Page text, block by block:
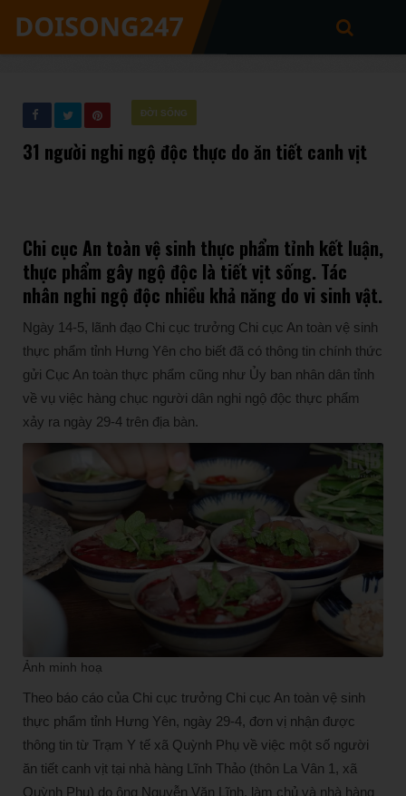
ĐỜI SỐNG
31 người nghi ngộ độc thực do ăn tiết canh vịt
Chi cục An toàn vệ sinh thực phẩm tỉnh kết luận,
thực phẩm gây ngộ độc là tiết vịt sống. Tác
nhân nghi ngộ độc nhiều khả năng do vi sinh vật.
Ngày 14-5, lãnh đạo Chi cục trưởng Chi cục An toàn vệ sinh
thực phẩm tỉnh Hưng Yên cho biết đã có thông tin chính thức
gửi Cục An toàn thực phẩm cũng như Ủy ban nhân dân tỉnh
về vụ việc hàng chục người dân nghi ngộ độc thực phẩm
xảy ra ngày 29-4 trên địa bàn.
Ảnh minh hoạ
Theo báo cáo của Chi cục trưởng Chi cục An toàn vệ sinh
thực phẩm tỉnh Hưng Yên, ngày 29-4, đơn vị nhận được
thông tin từ Trạm Y tế xã Quỳnh Phụ về việc một số người
ăn tiết canh vịt tại nhà hàng Lĩnh Thảo (thôn La Vân 1, xã
Quỳnh Phụ) do ông Nguyễn Văn Lĩnh, làm chủ và nhà hàng